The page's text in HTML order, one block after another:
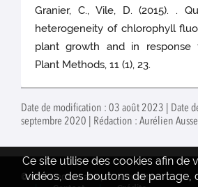
Granier, C., Vile, D. (2015). .
heterogeneity of chlorophyll
plant growth and in response
Plant Methods, 11 (1), 23.
Date de modification : 03 août 2023 | Date
septembre 2020 | Rédaction : Aurélien
Ce site utilise des cookies afin de
vidéos, des boutons de partage,
© INRAE 2022 - 2024
Actualités